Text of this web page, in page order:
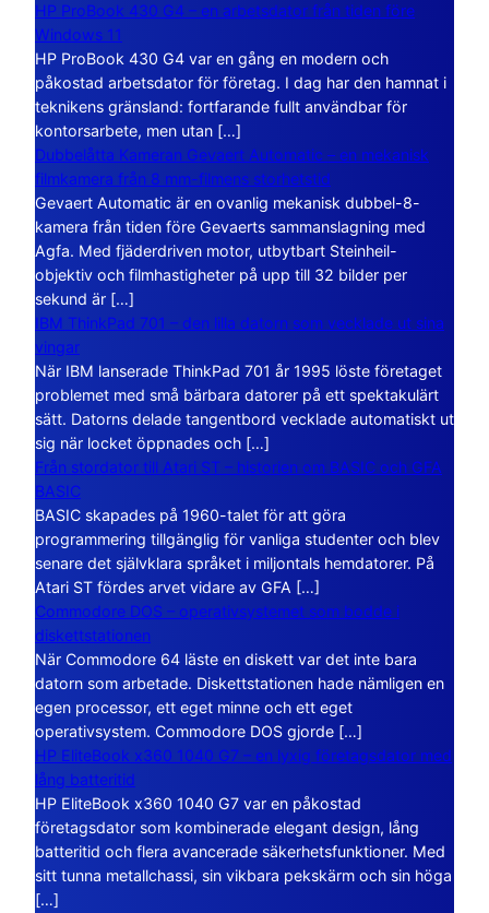
HP ProBook 430 G4 – en arbetsdator från tiden före
Windows 11
HP ProBook 430 G4 var en gång en modern och
påkostad arbetsdator för företag. I dag har den hamnat i
teknikens gränsland: fortfarande fullt användbar för
kontorsarbete, men utan […]
Dubbelåtta Kameran Gevaert Automatic – en mekanisk
filmkamera från 8 mm-filmens storhetstid
Gevaert Automatic är en ovanlig mekanisk dubbel-8-
kamera från tiden före Gevaerts sammanslagning med
Agfa. Med fjäderdriven motor, utbytbart Steinheil-
objektiv och filmhastigheter på upp till 32 bilder per
sekund är […]
IBM ThinkPad 701 – den lilla datorn som vecklade ut sina
vingar
När IBM lanserade ThinkPad 701 år 1995 löste företaget
problemet med små bärbara datorer på ett spektakulärt
sätt. Datorns delade tangentbord vecklade automatiskt ut
sig när locket öppnades och […]
Från stordator till Atari ST – historien om BASIC och GFA
BASIC
BASIC skapades på 1960-talet för att göra
programmering tillgänglig för vanliga studenter och blev
senare det självklara språket i miljontals hemdatorer. På
Atari ST fördes arvet vidare av GFA […]
Commodore DOS – operativsystemet som bodde i
diskettstationen
När Commodore 64 läste en diskett var det inte bara
datorn som arbetade. Diskettstationen hade nämligen en
egen processor, ett eget minne och ett eget
operativsystem. Commodore DOS gjorde […]
HP EliteBook x360 1040 G7 – en lyxig företagsdator med
lång batteritid
HP EliteBook x360 1040 G7 var en påkostad
företagsdator som kombinerade elegant design, lång
batteritid och flera avancerade säkerhetsfunktioner. Med
sitt tunna metallchassi, sin vikbara pekskärm och sin höga
[…]